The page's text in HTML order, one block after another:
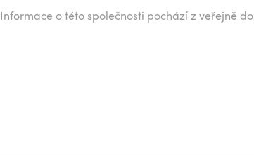
Informace o této společnosti pochází z veřejně